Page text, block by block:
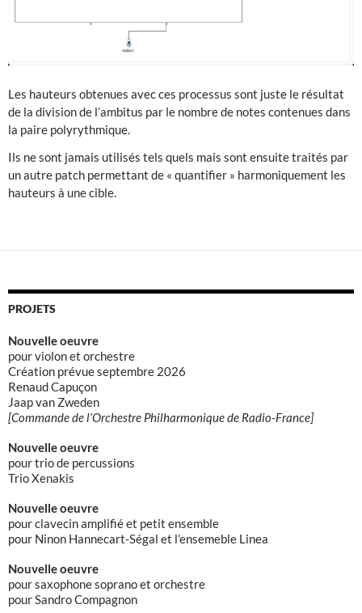
Les hauteurs obtenues avec ces processus sont juste le résultat
de la division de l’ambitus par le nombre de notes contenues dans
la paire polyrythmique.
Ils ne sont jamais utilisés tels quels mais sont ensuite traités par
un autre patch permettant de « quantifier » harmoniquement les
hauteurs à une cible.
PROJETS
Nouvelle oeuvre
pour violon et orchestre
Création prévue septembre 2026
Renaud Capuçon
Jaap van Zweden
[Commande de l’Orchestre Philharmonique de Radio-France]
Nouvelle oeuvre
pour trio de percussions
Trio Xenakis
Nouvelle oeuvre
pour clavecin amplifié et petit ensemble
pour Ninon Hannecart-Ségal et l’ensemeble Linea
Nouvelle oeuvre
pour saxophone soprano et orchestre
pour Sandro Compagnon